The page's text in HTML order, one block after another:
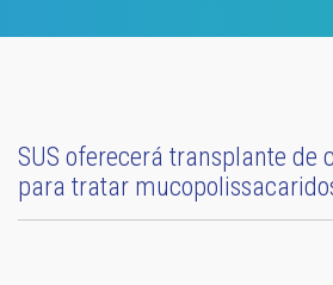
SUS oferecerá transplante de
para tratar